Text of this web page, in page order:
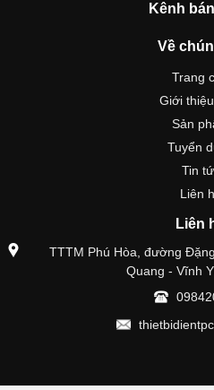
Kênh
Về
Trang
Giới
Sản
Tuyển
Tin
Liên
Liên
TTTM Phú Hòa, đường
Quang - Vĩnh